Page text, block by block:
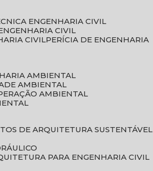
ENGENHARIA CIVIL
CIVIL
CIVIL
PERÍCIA DE ENGENHARIA
AMBIENTAL
AMBIENTAL
AMBIENTAL
DE ARQUITETURA SUSTENTÁVEL
PARA ENGENHARIA CIVIL